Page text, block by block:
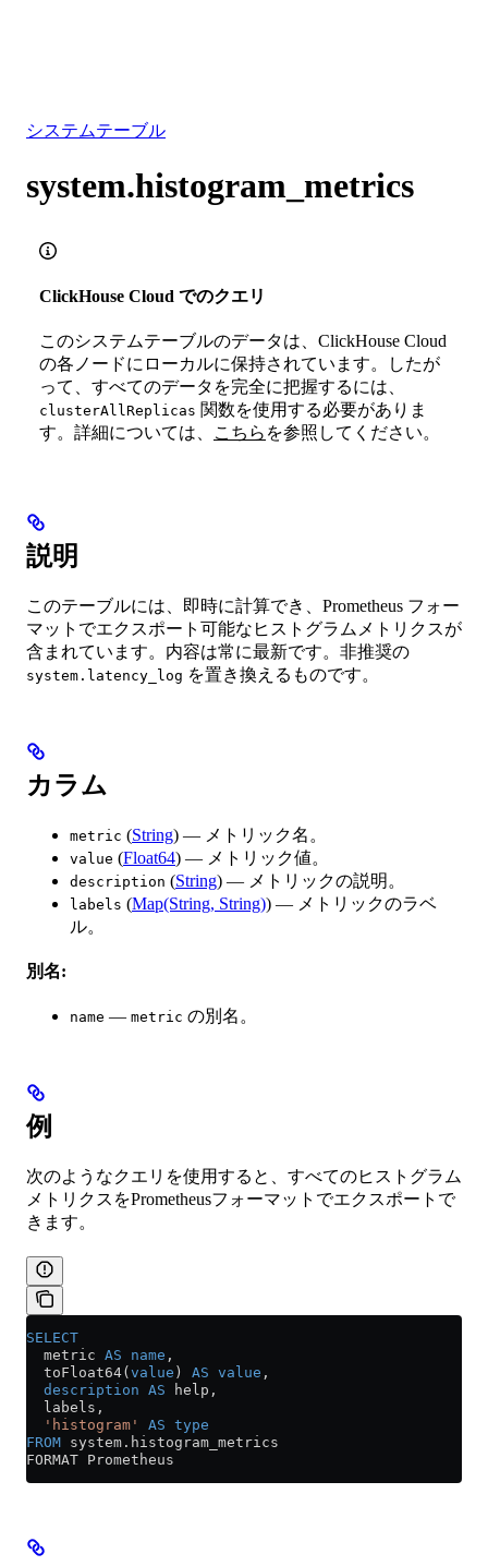
システムテーブル
system.histogram_metrics
ClickHouse Cloud でのクエリ
このシステムテーブルのデータは、ClickHouse Cloud
の各ノードにローカルに保持されています。したが
って、すべてのデータを完全に把握するには、
clusterAllReplicas 関数を使用する必要がありま
す。詳細については、
こちら を参照してください。
説明
このテーブルには、即時に計算でき、Prometheus フォー
マットでエクスポート可能なヒストグラムメトリクスが
含まれています。内容は常に最新です。非推奨の
system.latency_log を置き換えるものです。
カラム
metric (String) — メトリック名。
value (Float64) — メトリック値。
description (String) — メトリックの説明。
labels (Map(String, String)) — メトリックのラベ
ル。
別名:
name — metric の別名。
例
次のようなクエリを使用すると、すべてのヒストグラム
メトリクスをPrometheusフォーマットでエクスポートで
きます。
SELECT
  metric
AS name ,
  toFloat64(
value ) AS value ,
  description
AS help,
  labels,
  'histogram'
AS type
FROM system . histogram_metrics
FORMAT Prometheus